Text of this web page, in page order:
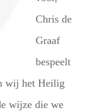
Chris de
Graaf
bespeelt
wij het Heilig
wijze die we